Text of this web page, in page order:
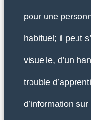
pour une
habituel; il peut
visuelle, d’un
trouble
d’information